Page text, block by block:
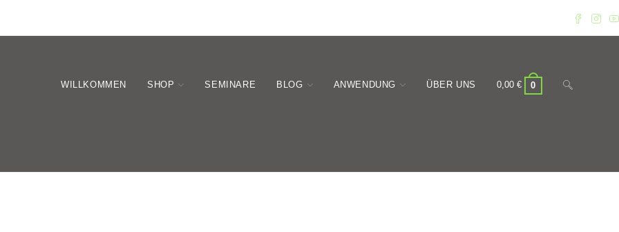
WILLKOMMEN SHOP SEMINARE BLOG ANWENDUNG ÜBER UNS 0,00 € 0 Website-